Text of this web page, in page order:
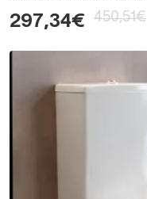
297,34€ 450,51€